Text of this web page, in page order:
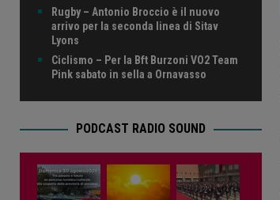
Rugby – Antonio Broccio è il nuovo
arrivo per la seconda linea di Sitav
Lyons
Ciclismo – Per la Bft Burzoni VO2 Team
Pink sabato in sella a Ornavasso
PODCAST RADIO SOUND